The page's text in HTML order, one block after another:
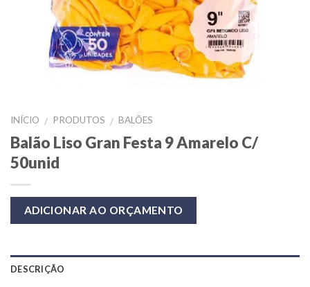
INÍCIO / PRODUTOS / BALÕES
Balão Liso Gran Festa 9 Amarelo C/
50unid
ADICIONAR AO ORÇAMENTO
DESCRIÇÃO